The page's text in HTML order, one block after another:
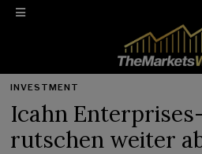
INVESTMENT
Icahn
rutschen weiter